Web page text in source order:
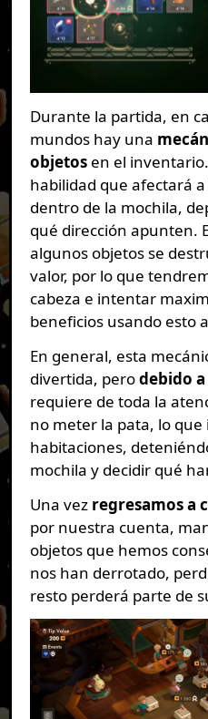
Durante la partida, en
mundos hay una
objetosen el
habilidad que afectará
dentro de la mochila,
qué dirección apunten.
algunos objetos se
valor, por lo que
cabeza e intentar
beneficios usando esto
En general, esta
divertida, perodebido
requiere de toda la
no meter la pata, lo
habitaciones,
mochila y decidir qué
Una vez regresamos a
por nuestra cuenta,
objetos que hemos
nos han derrotado,
resto perderá parte de